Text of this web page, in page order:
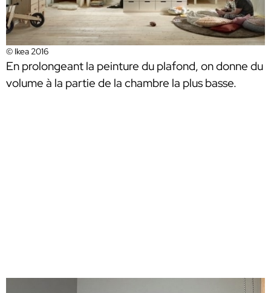
© Ikea 2016
En prolongeant la peinture du plafond, on donne du
volume à la partie de la chambre la plus basse.